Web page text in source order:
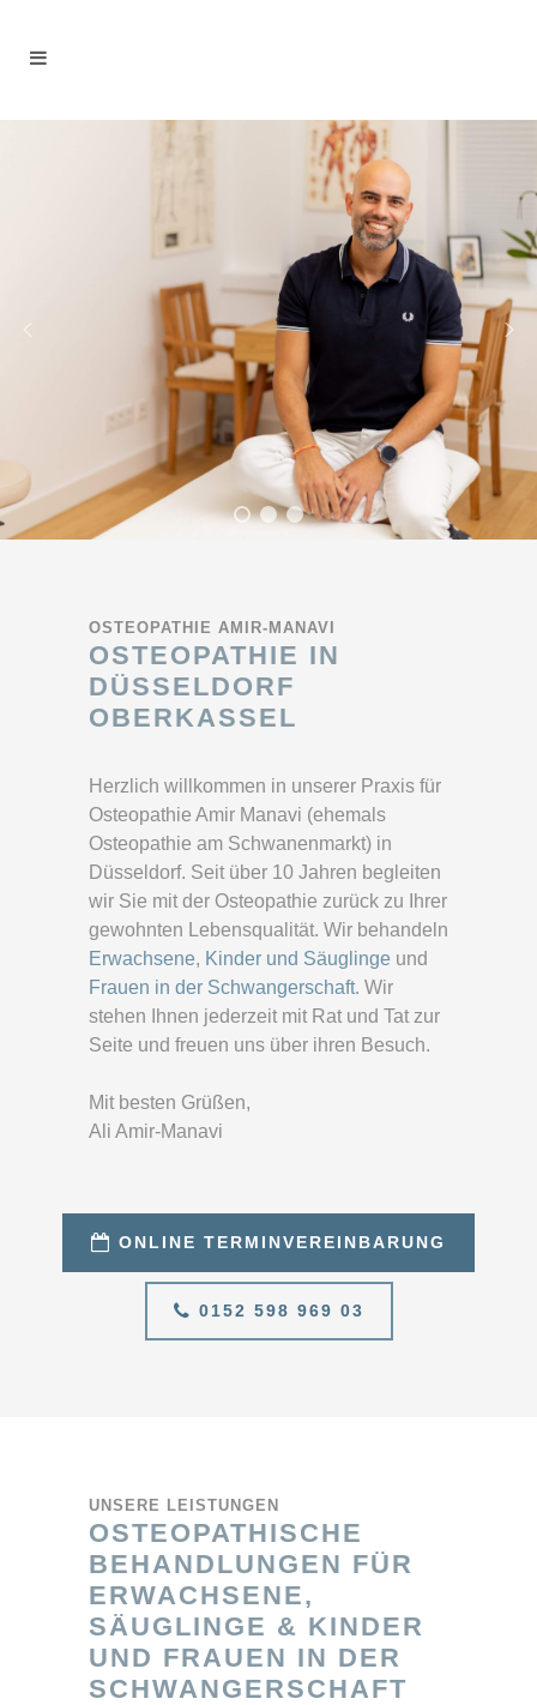
OSTEOPATHIE AMIR-MANAVI
OSTEOPATHIE IN
DÜSSELDORF
OBERKASSEL
Herzlich willkommen in unserer Praxis für
Osteopathie Amir Manavi (ehemals
Osteopathie am Schwanenmarkt) in
Düsseldorf. Seit über 10 Jahren begleiten
wir Sie mit der Osteopathie zurück zu Ihrer
gewohnten Lebensqualität. Wir behandeln
Erwachsene, Kinder und Säuglinge und
Frauen in der Schwangerschaft. Wir
stehen Ihnen jederzeit mit Rat und Tat zur
Seite und freuen uns über ihren Besuch.
Mit besten Grüßen,
Ali Amir-Manavi
ONLINE TERMINVEREINBARUNG
0152 598 969 03
UNSERE LEISTUNGEN
OSTEOPATHISCHE
BEHANDLUNGEN FÜR
ERWACHSENE,
SÄUGLINGE & KINDER
UND FRAUEN IN DER
SCHWANGERSCHAFT